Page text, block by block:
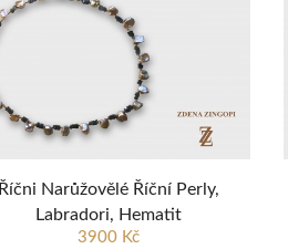
Říčni Narůžovělé Říční Perly,
Labradori, Hematit
3900 Kč